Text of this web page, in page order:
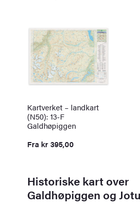
Kartverket – landkart
(N50): 13-F
Galdhøpiggen
Fra kr395,00
Historiske kart over
Galdhøpiggen og